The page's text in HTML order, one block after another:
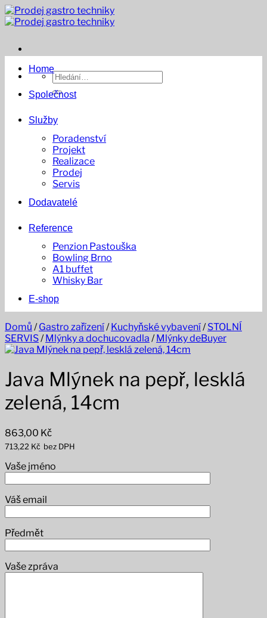
Přeskočit
na
Hledat:
Home
Společnost
Služby
Poradenství
Projekt
Realizace
Prodej
Servis
Dodavatelé
Reference
Penzion Pastouška
Bowling Brno
A1 buffet
Whisky Bar
E-shop
Domů / Gastro zařízení/ Kuchyňské vybavení/ STOLNÍ
SERVIS/ Mlýnky a dochucovadla / Mlýnky deBuyer
Java Mlýnek na pepř, lesklá
zelená, 14cm
863,00 Kč
713,22 Kč bez DPH
Vaše jméno
Váš email
Předmět
Vaše zpráva